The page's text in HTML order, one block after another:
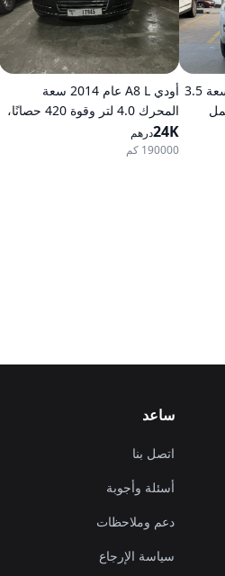
ميتسوبيشي باجرو 2016 سعة 3.5
أودي A8 L عام 2014 سعة
المحرك 4.0 لتر وقوة 420 حصانًا،
تعمل بالبنزين، ناقل حركة
أوتوماتيكي، دفع كلي للعجلات
24Kدرهم
190000 كم
ساعد
اتصل بنا
أسئلة وأجوبة
دعم وملاحظات
سياسة الإرجاع